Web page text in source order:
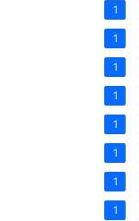
1
1
1
1
1
1
1
1